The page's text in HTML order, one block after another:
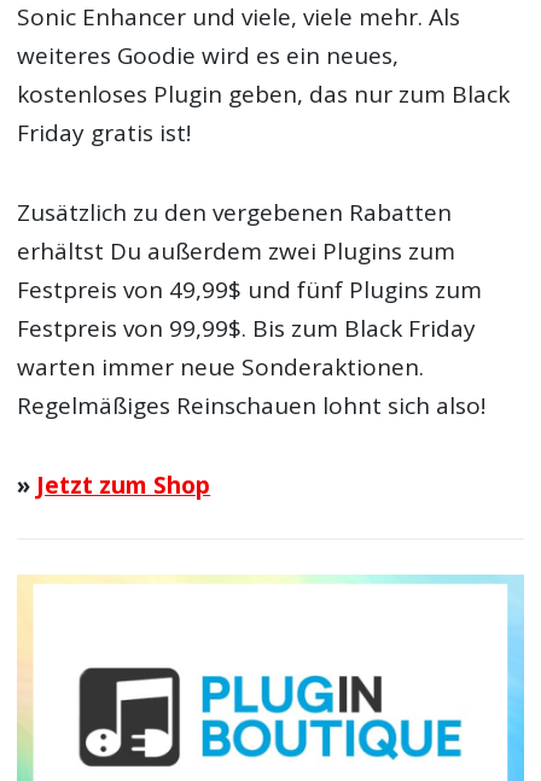
Sonic Enhancer und viele, viele mehr. Als
weiteres Goodie wird es ein neues,
kostenloses Plugin geben, das nur zum Black
Friday gratis ist!
Zusätzlich zu den vergebenen Rabatten
erhältst Du außerdem zwei Plugins zum
Festpreis von 49,99$ und fünf Plugins zum
Festpreis von 99,99$. Bis zum Black Friday
warten immer neue Sonderaktionen.
Regelmäßiges Reinschauen lohnt sich also!
» Jetzt zum Shop